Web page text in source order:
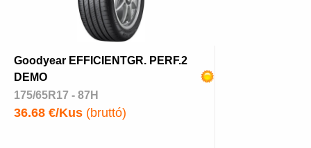
Goodyear EFFICIENTGR. PERF.2
DEMO
175/65R17 - 87H
36.68 €/Kus (bruttó)